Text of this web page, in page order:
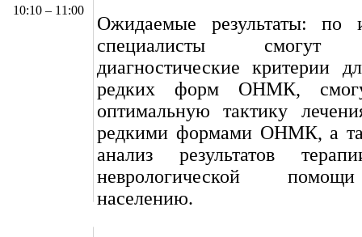
10:10 – 11:00
Ожидаемые результаты: по
специалисты смогут
диагностические критерии
редких форм ОНМК,
оптимальную тактику
редкими формами ОНМК, а
анализ результатов
неврологической
населению.